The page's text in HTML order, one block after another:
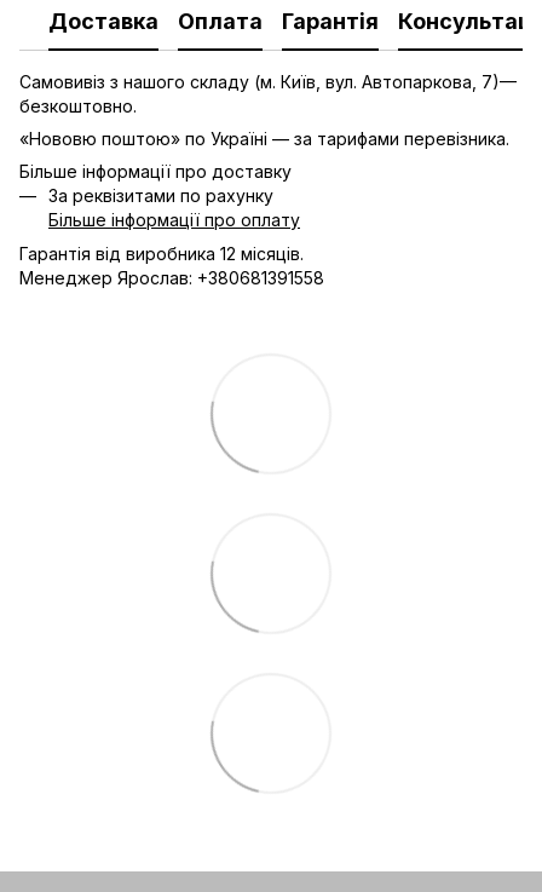
Доставка Оплата Гарантія
Самовивіз з нашого складу (м. Київ, вул. Автопаркова, 7)—
безкоштовно.
«Нововю поштою» по Україні — за тарифами перевізника.
Більше інформації про доставку
За реквізитами по рахунку
Більше інформації про оплату
Гарантія від виробника 12 місяців.
Менеджер Ярослав: +380681391558